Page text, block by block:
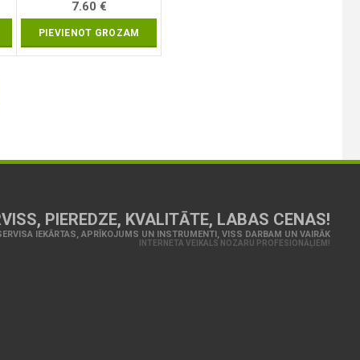
| 160 x 120 x 20 mm (7036)
7.60 €
PIEVIENOT GROZAM
PIEREDZE, KVALITĀTE, LABAS CENAS!
IEKĀRTAS, APRĪKOJUMS UN INSTRUMENTI, VISS DARBAM UN VAIRĀK
INTERNETA VEIKALS NOZARU PROFESIONĀĻIEM!